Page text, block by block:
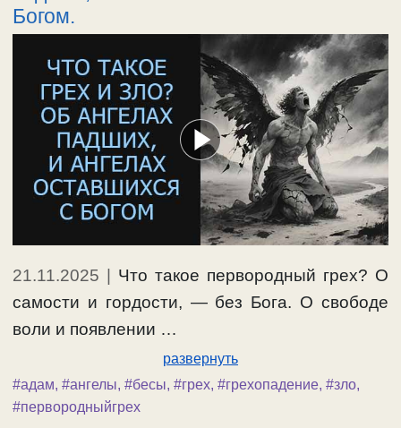
Богом.
21.11.2025 | Что такое первородный грех? О
самости и гордости, — без Бога. О свободе
воли и появлении …
развернуть
#адам, #ангелы, #бесы, #грех, #грехопадение, #зло,
#первородныйгрех